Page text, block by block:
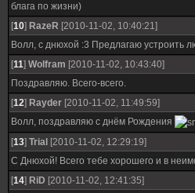
блага по жизни)
[10] RazeR [2010-11-02, 10:40:21]
Волл, с днюхой :3 Предлагаю устроить
[11] Wolfram [2010-11-02, 10:43:40]
Поздравляю. Всего-всего.
[12] Rayder [2010-11-02, 11:49:59]
Волл, поздравляю с днём Рождения
[13] Trial [2010-11-02, 12:29:19]
С Днюхой! Всего тебе хорошего и в
[14] RiD [2010-11-02, 12:41:35]